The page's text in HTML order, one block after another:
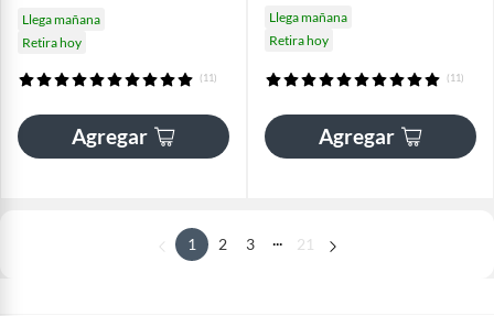
Llega mañana
Retira hoy
(11)
Agregar
Llega mañana
Retira hoy
(11)
Agregar
1 2 3 ... 21